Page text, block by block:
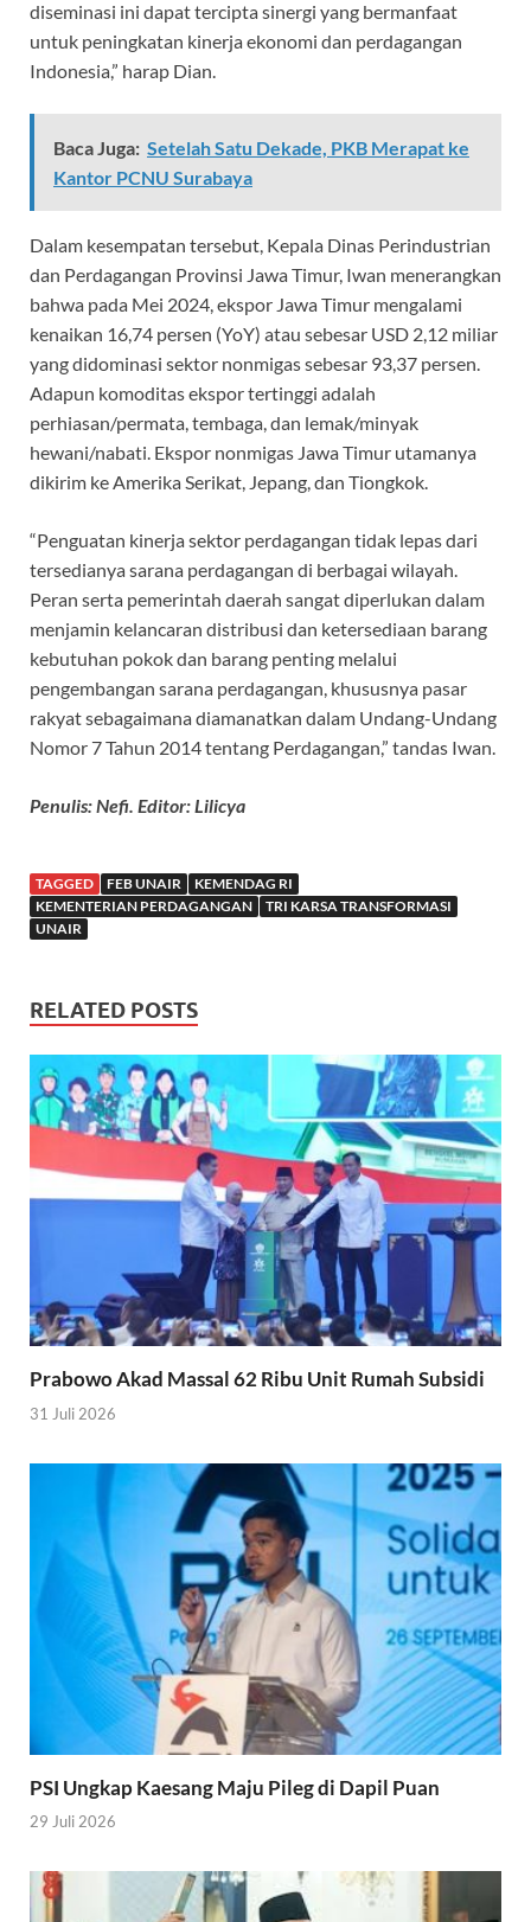
diseminasi ini dapat tercipta sinergi yang bermanfaat
untuk peningkatan kinerja ekonomi dan perdagangan
Indonesia,” harap Dian.
Baca Juga: Setelah Satu Dekade, PKB Merapat ke
Kantor PCNU Surabaya
Dalam kesempatan tersebut, Kepala Dinas Perindustrian
dan Perdagangan Provinsi Jawa Timur, Iwan menerangkan
bahwa pada Mei 2024, ekspor Jawa Timur mengalami
kenaikan 16,74 persen (YoY) atau sebesar USD 2,12 miliar
yang didominasi sektor nonmigas sebesar 93,37 persen.
Adapun komoditas ekspor tertinggi adalah
perhiasan/permata, tembaga, dan lemak/minyak
hewani/nabati. Ekspor nonmigas Jawa Timur utamanya
dikirim ke Amerika Serikat, Jepang, dan Tiongkok.
“Penguatan kinerja sektor perdagangan tidak lepas dari
tersedianya sarana perdagangan di berbagai wilayah.
Peran serta pemerintah daerah sangat diperlukan dalam
menjamin kelancaran distribusi dan ketersediaan barang
kebutuhan pokok dan barang penting melalui
pengembangan sarana perdagangan, khususnya pasar
rakyat sebagaimana diamanatkan dalam Undang-Undang
Nomor 7 Tahun 2014 tentang Perdagangan,” tandas Iwan.
Penulis: Nefi. Editor: Lilicya
TAGGED FEB UNAIR
KEMENDAG RI
KEMENTERIAN PERDAGANGAN
TRI KARSA TRANSFORMASI
UNAIR
RELATED POSTS
Prabowo Akad Massal 62 Ribu Unit Rumah Subsidi
31 Juli 2026
PSI Ungkap Kaesang Maju Pileg di Dapil Puan
29 Juli 2026